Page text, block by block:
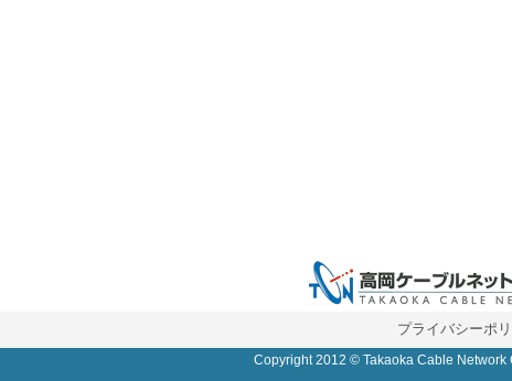
プライバシーポ
Copyright 2012 © Takaoka Cable Network